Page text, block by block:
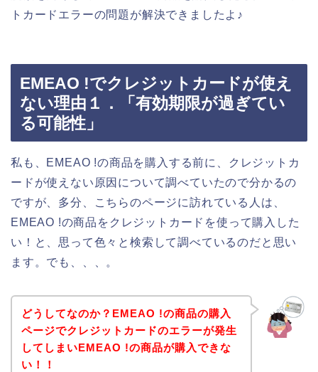
トカードエラーの問題が解決できましたよ♪
EMEAO !でクレジットカードが使え
ない理由１．「有効期限が過ぎてい
る可能性」
私も、EMEAO !の商品を購入する前に、クレジットカ
ードが使えない原因について調べていたので分かるの
ですが、多分、こちらのページに訪れている人は、
EMEAO !の商品をクレジットカードを使って購入した
い！と、思って色々と検索して調べているのだと思い
ます。でも、、、。
どうしてなのか？EMEAO !の商品の購入
ページでクレジットカードのエラーが発生
してしまいEMEAO !の商品が購入できな
い！！